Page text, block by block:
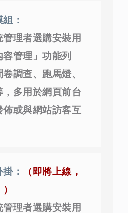
：
管理者選購安裝用
管理」功能列
調查、跑馬燈、
，多用於網頁前台
佈或與網站訪客互
：
（即將上線，
管理者選購安裝用